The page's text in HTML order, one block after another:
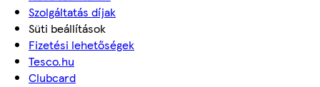
Szolgáltatás díjak
Süti beállítások
Fizetési lehetőségek
Tesco.hu
Clubcard